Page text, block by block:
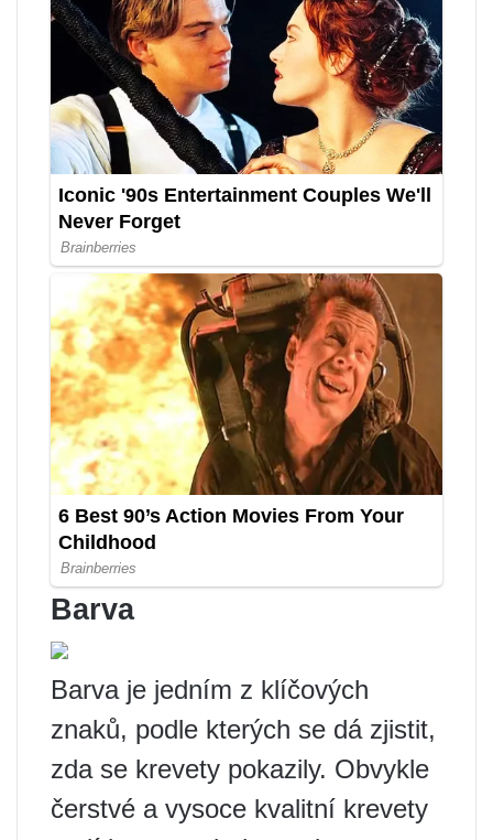
Barva
Barva je jedním z klíčových
znaků, podle kterých se dá zjistit,
zda se krevety pokazily. Obvykle
čerstvé a vysoce kvalitní krevety